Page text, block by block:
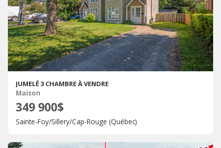
JUMELÉ 3 CHAMBRE À VENDRE
Maison
349 900$
Sainte-Foy/Sillery/Cap-Rouge (Québec)